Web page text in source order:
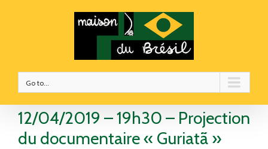
Go to...
12/04/2019 – 19h30 – Projection
du documentaire « Guriatã »